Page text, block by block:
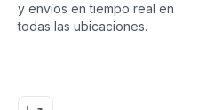
y envíos en tiempo real en
todas las ubicaciones.